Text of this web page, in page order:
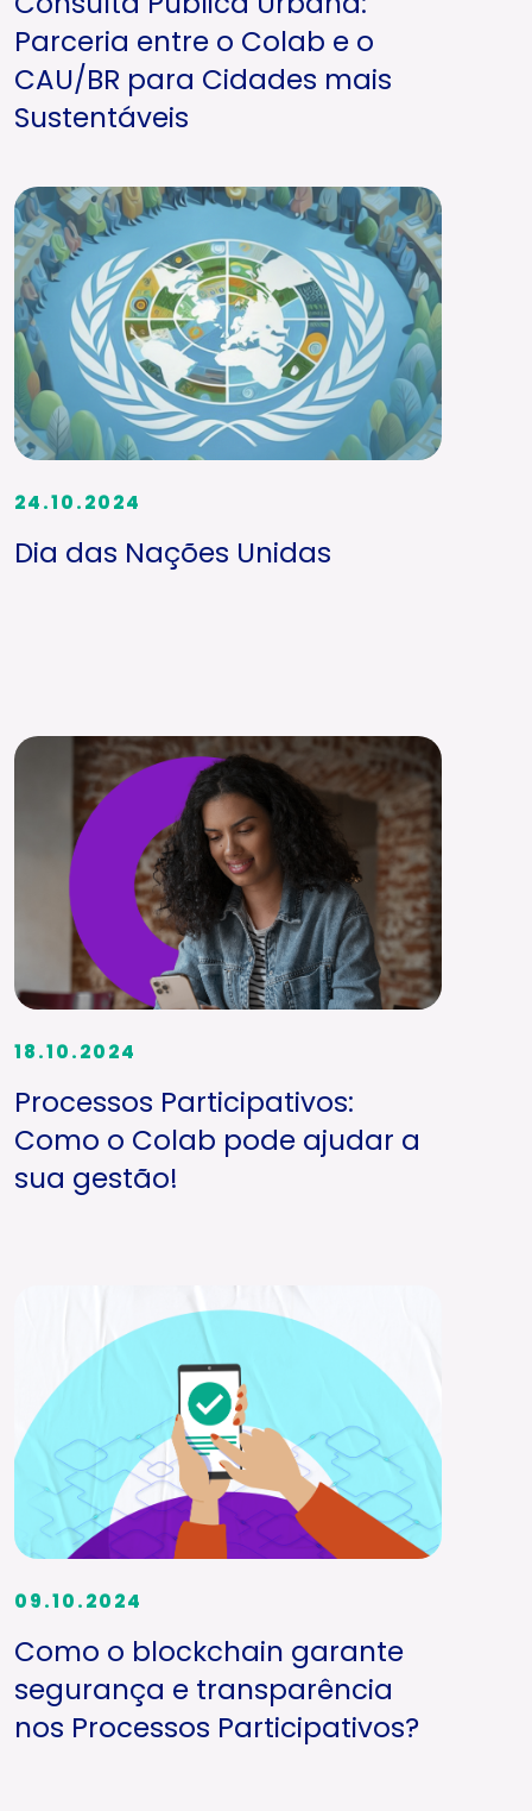
Parceria entre o Colab e o
CAU/BR para Cidades mais
Sustentáveis
24.10.2024
Dia das Nações Unidas
18.10.2024
Processos Participativos:
Como o Colab pode ajudar a
sua gestão!
09.10.2024
Como o blockchain garante
segurança e transparência
nos Processos Participativos?